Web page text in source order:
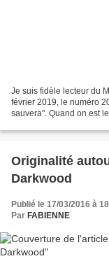
Je suis fidèle lecteur du
février 2019, le numéro
sauvera". Quand on est
Originalité
Darkwood
Publié le 17/03/2016 à
Par FABIENNE